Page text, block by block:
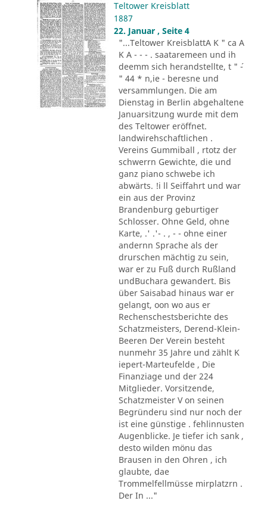
Teltower Kreisblatt
1887
22. Januar , Seite 4
"...Teltower KreisblattA K " ca A
K A - - - . saataremeen und ih
deemm sich herandstellte, t " ´-
" 44 * n,ie - beresne und
versammlungen. Die am
Dienstag in Berlin abgehaltene
Januarsitzung wurde mit dem
des Teltower eröffnet.
landwirehschaftlichen .
Vereins Gummiball , rtotz der
schwerrn Gewichte, die und
ganz piano schwebe ich
abwärts. !i ll Seiffahrt und war
ein aus der Provinz
Brandenburg geburtiger
Schlosser. Ohne Geld, ohne
Karte, .' .'- . , - - ohne einer
andernn Sprache als der
drurschen mächtig zu sein,
war er zu Fuß durch Rußland
undBuchara gewandert. Bis
über Saisabad hinaus war er
gelangt, oon wo aus er
Rechenschestsberichte des
Schatzmeisters, Derend-Klein-
Beeren Der Verein besteht
nunmehr 35 Jahre und zählt K
iepert-Marteufelde , Die
Finanziage und der 224
Mitglieder. Vorsitzende,
Schatzmeister V on seinen
Begründeru sind nur noch der
ist eine günstige . fehlinnusten
Augenblicke. Je tiefer ich sank ,
desto wilden mönu das
Brausen in den Ohren , ich
glaubte, dae
Trommelfellmüsse mirplatzrn .
Der In ..."